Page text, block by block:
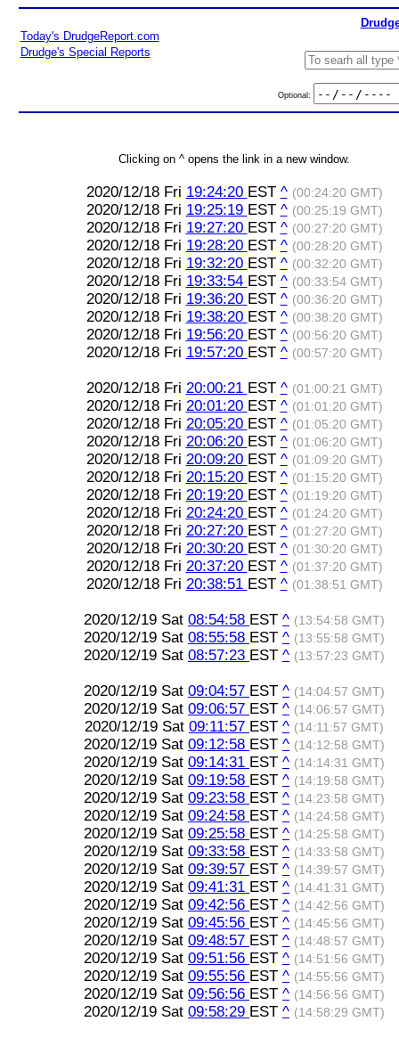
Today's DrudgeReport.com
Drudge's Special Reports
Optional:
Clicking on ^ opens the link in a new window.
2020/12/18 Fri 19:24:20 EST ^ (00:24:20 GMT)
2020/12/18 Fri 19:25:19 EST ^ (00:25:19 GMT)
2020/12/18 Fri 19:27:20 EST ^ (00:27:20 GMT)
2020/12/18 Fri 19:28:20 EST ^ (00:28:20 GMT)
2020/12/18 Fri 19:32:20 EST ^ (00:32:20 GMT)
2020/12/18 Fri 19:33:54 EST ^ (00:33:54 GMT)
2020/12/18 Fri 19:36:20 EST ^ (00:36:20 GMT)
2020/12/18 Fri 19:38:20 EST ^ (00:38:20 GMT)
2020/12/18 Fri 19:56:20 EST ^ (00:56:20 GMT)
2020/12/18 Fri 19:57:20 EST ^ (00:57:20 GMT)
2020/12/18 Fri 20:00:21 EST ^ (01:00:21 GMT)
2020/12/18 Fri 20:01:20 EST ^ (01:01:20 GMT)
2020/12/18 Fri 20:05:20 EST ^ (01:05:20 GMT)
2020/12/18 Fri 20:06:20 EST ^ (01:06:20 GMT)
2020/12/18 Fri 20:09:20 EST ^ (01:09:20 GMT)
2020/12/18 Fri 20:15:20 EST ^ (01:15:20 GMT)
2020/12/18 Fri 20:19:20 EST ^ (01:19:20 GMT)
2020/12/18 Fri 20:24:20 EST ^ (01:24:20 GMT)
2020/12/18 Fri 20:27:20 EST ^ (01:27:20 GMT)
2020/12/18 Fri 20:30:20 EST ^ (01:30:20 GMT)
2020/12/18 Fri 20:37:20 EST ^ (01:37:20 GMT)
2020/12/18 Fri 20:38:51 EST ^ (01:38:51 GMT)
2020/12/19 Sat 08:54:58 EST ^ (13:54:58 GMT)
2020/12/19 Sat 08:55:58 EST ^ (13:55:58 GMT)
2020/12/19 Sat 08:57:23 EST ^ (13:57:23 GMT)
2020/12/19 Sat 09:04:57 EST ^ (14:04:57 GMT)
2020/12/19 Sat 09:06:57 EST ^ (14:06:57 GMT)
2020/12/19 Sat 09:11:57 EST ^ (14:11:57 GMT)
2020/12/19 Sat 09:12:58 EST ^ (14:12:58 GMT)
2020/12/19 Sat 09:14:31 EST ^ (14:14:31 GMT)
2020/12/19 Sat 09:19:58 EST ^ (14:19:58 GMT)
2020/12/19 Sat 09:23:58 EST ^ (14:23:58 GMT)
2020/12/19 Sat 09:24:58 EST ^ (14:24:58 GMT)
2020/12/19 Sat 09:25:58 EST ^ (14:25:58 GMT)
2020/12/19 Sat 09:33:58 EST ^ (14:33:58 GMT)
2020/12/19 Sat 09:39:57 EST ^ (14:39:57 GMT)
2020/12/19 Sat 09:41:31 EST ^ (14:41:31 GMT)
2020/12/19 Sat 09:42:56 EST ^ (14:42:56 GMT)
2020/12/19 Sat 09:45:56 EST ^ (14:45:56 GMT)
2020/12/19 Sat 09:48:57 EST ^ (14:48:57 GMT)
2020/12/19 Sat 09:51:56 EST ^ (14:51:56 GMT)
2020/12/19 Sat 09:55:56 EST ^ (14:55:56 GMT)
2020/12/19 Sat 09:56:56 EST ^ (14:56:56 GMT)
2020/12/19 Sat 09:58:29 EST ^ (14:58:29 GMT)